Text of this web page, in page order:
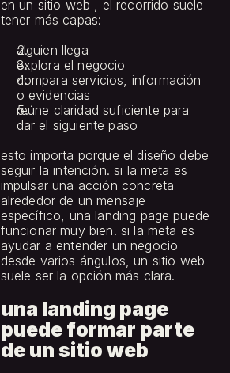
en un sitio web , el recorrido suele
tener más capas:
alguien llega
explora el negocio
compara servicios, información
o evidencias
reúne claridad suficiente para
dar el siguiente paso
esto importa porque el diseño debe
seguir la intención. si la meta es
impulsar una acción concreta
alrededor de un mensaje
específico, una landing page puede
funcionar muy bien. si la meta es
ayudar a entender un negocio
desde varios ángulos, un sitio web
suele ser la opción más clara.
una landing page
puede formar parte
de un sitio web